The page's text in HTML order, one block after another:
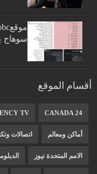
سوهاج
أقسام الموقع
CANADA 24
TV
أماكن ومعالم اتصالات
الامم المتحدة نيوز